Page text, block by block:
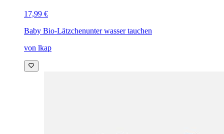
17,99 €
Baby Bio-Lätzchenunter wasser tauchen
von lkap